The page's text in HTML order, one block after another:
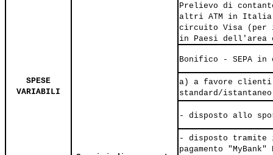
SPESE
VARIABILI
Prelievo di
altri ATM in Italia
circuito Visa (per i
in Paesi dell'area
Bonifico - SEPA in
a) a favore clienti
standard/
- disposto allo
- disposto
pagamento "MyBank"